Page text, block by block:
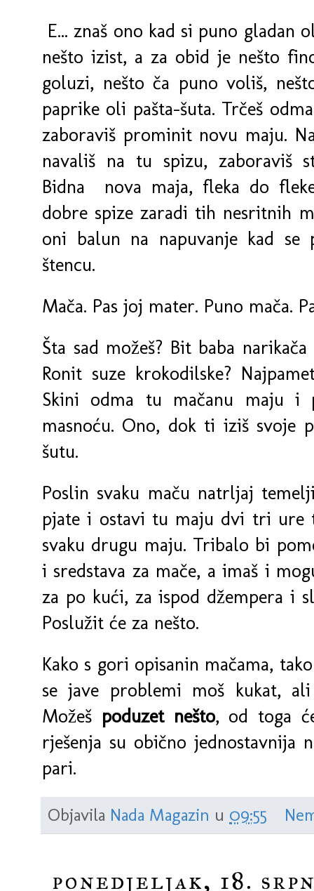
E... znaš ono kad si puno gladan
nešto izist, a za obid je nešto
goluzi, nešto ča puno voliš,
paprike oli pašta-šuta. Trčeš
zaboraviš prominit novu maju.
navališ na tu spizu, zaboraviš
Bidna nova maja, fleka do
dobre spize zaradi tih nesritnih
oni balun na napuvanje kad
štencu.
Mača. Pas joj mater. Puno mača.
Šta sad možeš? Bit baba
Ronit suze krokodilske?
Skini odma tu mačanu maju i
masnoću. Ono, dok ti iziš svoje
šutu.
Poslin svaku maču natrljaj
pjate i ostavi tu maju dvi tri ure
svaku drugu maju. Tribalo bi
i sredstava za mače, a imaš i
za po kući, za ispod džempera i
Poslužit će za nešto.
Kako s gori opisanin mačama,
se jave problemi moš kukat,
Možeš poduzet nešto, od toga
rješenja su obično jednostavnija
pari.
Objavila Nada Magazin u 09:55
ponedjeljak, 18.